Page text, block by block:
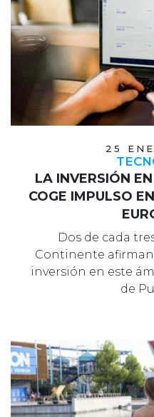
25
LA INVERSIÓN
COGE IMPULSO
Dos de cada
Continente
inversión en este
de